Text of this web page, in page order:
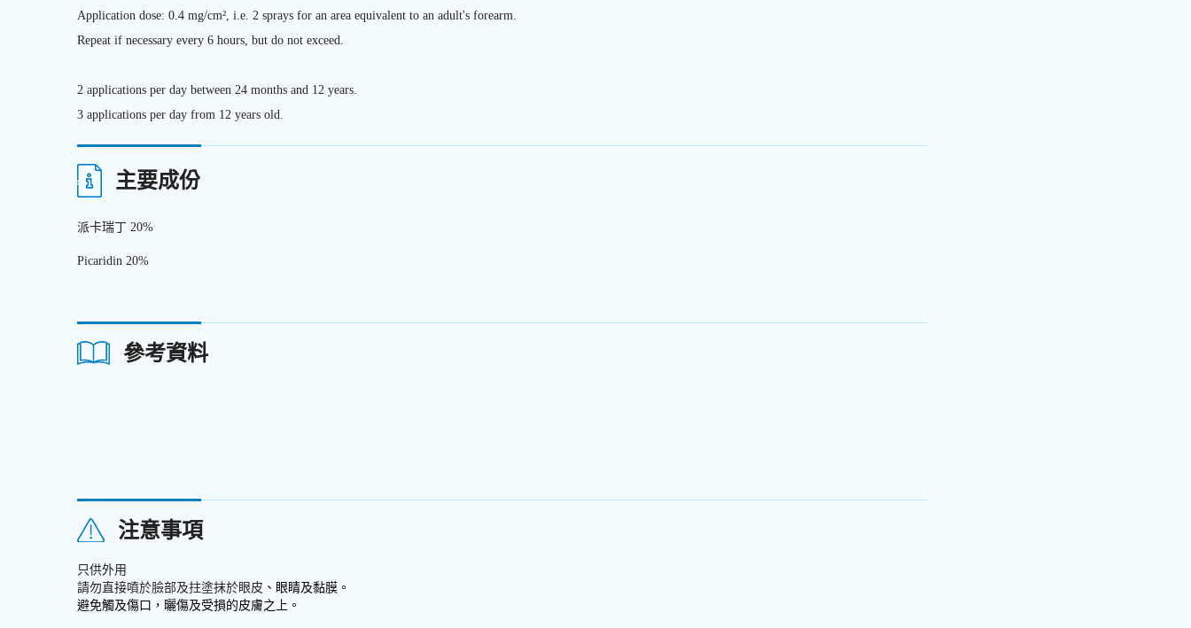
Application dose: 0.4 mg/cm², i.e. 2 sprays for an area equivalent to an adult's forearm.
Repeat if necessary every 6 hours, but do not exceed.
2 applications per day between 24 months and 12 years.
3 applications per day from 12 years old.
主要成份
派卡瑞丁 20%
Picaridin 20%
參考資料
注意事項
只供外用
請勿直接噴於臉部及拄塗抹於眼皮 、眼睛及黏膜。
避免觸及傷口，曬傷及受損的皮膚之上。